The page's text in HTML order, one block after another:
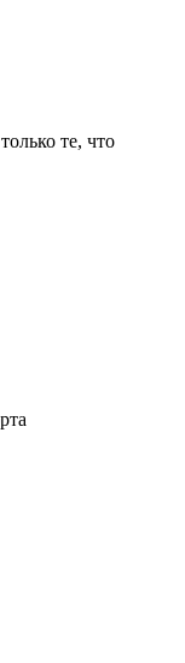
те, что